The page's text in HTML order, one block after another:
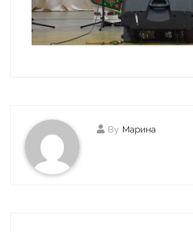
By Марина